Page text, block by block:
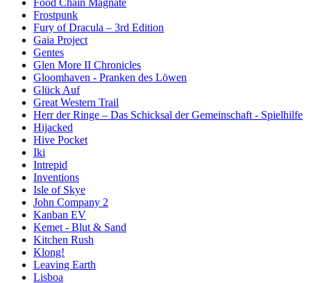
Food Chain Magnate
Frostpunk
Fury of Dracula – 3rd Edition
Gaia Project
Gentes
Glen More II Chronicles
Gloomhaven - Pranken des Löwen
Glück Auf
Great Western Trail
Herr der Ringe – Das Schicksal der Gemeinschaft - Spielhilfe
Hijacked
Hive Pocket
Iki
Intrepid
Inventions
Isle of Skye
John Company 2
Kanban EV
Kemet - Blut & Sand
Kitchen Rush
Klong!
Leaving Earth
Lisboa